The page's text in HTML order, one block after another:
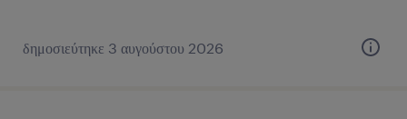
δημοσιεύτηκε 3 αυγούστου 2026